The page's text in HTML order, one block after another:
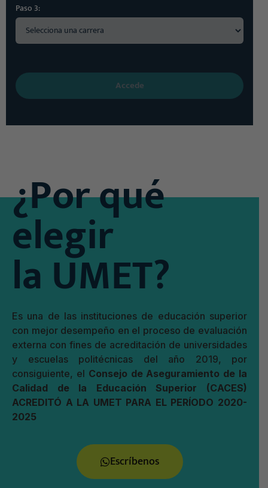
Paso 3:
Accede
¿Por qué
elegir
la UMET?
Es una de las instituciones de educación superior
con mejor desempeño en el proceso de evaluación
externa con fines de acreditación de universidades
y escuelas politécnicas del año 2019, por
consiguiente, el Consejo de Aseguramiento de la
Calidad de la Educación Superior (CACES)
ACREDITÓ A LA UMET PARA EL PERÍODO 2020-
2025
Escríbenos